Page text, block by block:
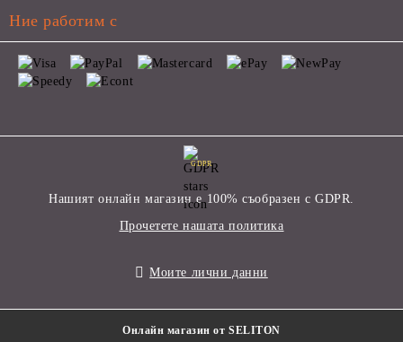
Ние работим с
GDPR
Нашият онлайн магазин е 100% съобразен с GDPR.
Прочетете нашата политика
Моите лични данни
Онлайн магазин от SELITON